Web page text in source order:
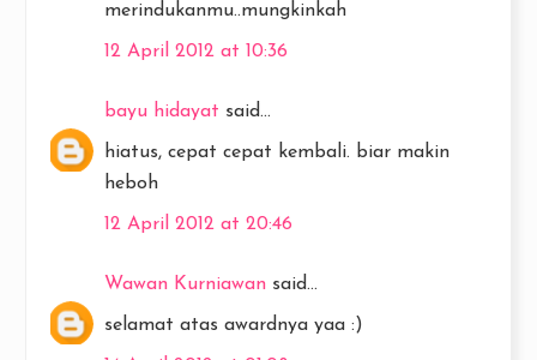
merindukanmu..mungkinkah
12 April 2012 at 10:36
bayu hidayat said...
hiatus, cepat cepat kembali. biar makin
heboh
12 April 2012 at 20:46
Wawan Kurniawan said...
selamat atas awardnya yaa :)